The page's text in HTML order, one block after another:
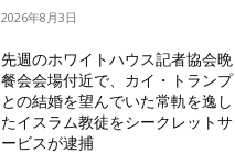
2026年8月3日
先週のホワイトハウス記者協会晩
餐会会場付近で、カイ・トランプ
との結婚を望んでいた常軌を逸し
たイスラム教徒をシークレットサ
ービスが逮捕